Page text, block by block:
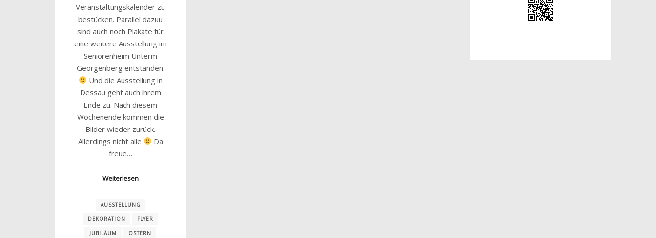
Veranstaltungskalender zu
bestücken. Parallel dazuu
sind auch noch Plakate für
eine weitere Ausstellung im
Seniorenheim Unterm
Georgenberg entstanden.
Und die Ausstellung in
Dessau geht auch ihrem
Ende zu. Nach diesem
Wochenende kommen die
Bilder wieder zurück.
Allerdings nicht alle
Da
freue…
Weiterlesen
AUSSTELLUNG
DEKORATION FLYER
JUBILÄUM OSTERN